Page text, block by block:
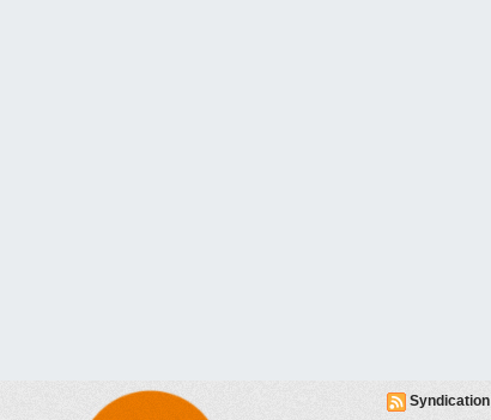
Syndication